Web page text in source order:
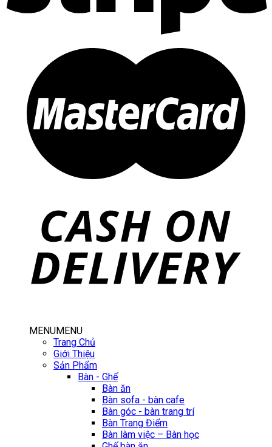
MENUMENU
Trang Chủ
Giới Thiệu
Sản Phẩm
Bàn - Ghế
Bàn ăn
Bàn sofa - bàn cafe
Bàn góc - bàn trang trí
Bàn Trang Điểm
Bàn làm việc – Bàn học